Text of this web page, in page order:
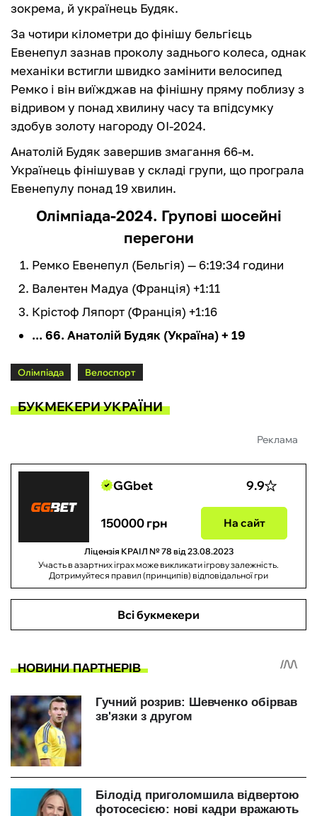
зокрема, й українець Будяк.
За чотири кілометри до фінішу бельгієць
Евенепул зазнав проколу заднього колеса, однак
механіки встигли швидко замінити велосипед
Ремко і він виїжджав на фінішну пряму поблизу з
відривом у понад хвилину часу та впідсумку
здобув золоту нагороду ОІ-2024.
Анатолій Будяк завершив змагання 66-м.
Українець фінішував у складі групи, що програла
Евенепулу понад 19 хвилин.
Олімпіада-2024. Групові шосейні
перегони
Ремко Евенепул (Бельгія) — 6:19:34 години
Валентен Мадуа (Франція) +1:11
Крістоф Ляпорт (Франція) +1:16
... 66. Анатолій Будяк (Україна) + 19
Олімпіада Велоспорт
БУКМЕКЕРИ УКРАЇНИ
Реклама
GGbet 9.9
150000 грн На сайт
Ліцензія КРАІЛ № 78 від 23.08.2023
Участь в азартних іграх може викликати ігрову залежність.
Дотримуйтеся правил (принципів) відповідальної гри
Всі букмекери